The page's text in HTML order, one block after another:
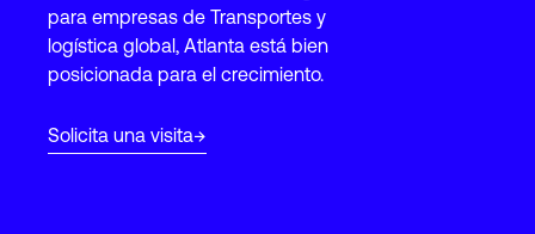
para empresas de Transportes y
logística global, Atlanta está bien
posicionada para el crecimiento.
Solicita una visita